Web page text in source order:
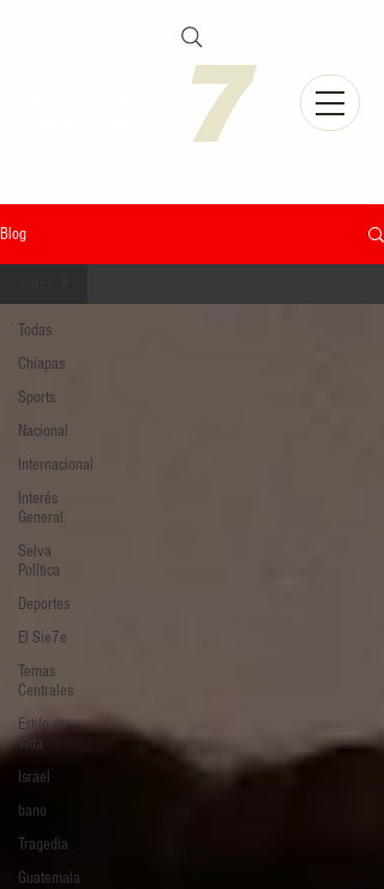
Blog
Todas
Chiapas
Sports
Nacional
Internacional
Interés
General
Selva
Política
Deportes
El Sie7e
Temas
Centrales
Estilo de
vida
Israel
bano
Tragedia
Guatemala